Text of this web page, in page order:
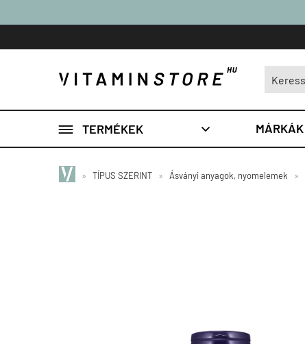
 TERMÉKEK  MÁRKÁK
» TÍPUS SZERINT » Ásványi anyagok, nyomelemek »